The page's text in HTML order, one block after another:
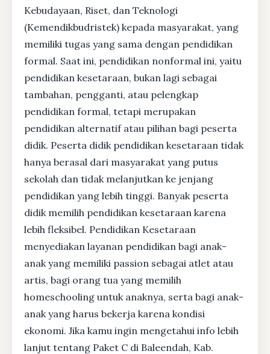
Kebudayaan, Riset, dan Teknologi
(Kemendikbudristek) kepada masyarakat, yang
memiliki tugas yang sama dengan pendidikan
formal. Saat ini, pendidikan nonformal ini, yaitu
pendidikan kesetaraan, bukan lagi sebagai
tambahan, pengganti, atau pelengkap
pendidikan formal, tetapi merupakan
pendidikan alternatif atau pilihan bagi peserta
didik. Peserta didik pendidikan kesetaraan tidak
hanya berasal dari masyarakat yang putus
sekolah dan tidak melanjutkan ke jenjang
pendidikan yang lebih tinggi. Banyak peserta
didik memilih pendidikan kesetaraan karena
lebih fleksibel. Pendidikan Kesetaraan
menyediakan layanan pendidikan bagi anak-
anak yang memiliki passion sebagai atlet atau
artis, bagi orang tua yang memilih
homeschooling untuk anaknya, serta bagi anak-
anak yang harus bekerja karena kondisi
ekonomi. Jika kamu ingin mengetahui info lebih
lanjut tentang Paket C di Baleendah, Kab.